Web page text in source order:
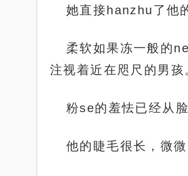
她直接hanzhu了他
柔软如果冻一般的
注视着近在咫尺的男孩
粉se的羞怯已经从
他的睫毛很长，微